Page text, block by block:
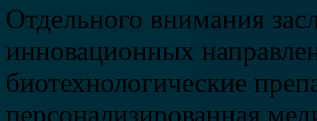
Отдельного внимания
инновационных
биотехнологические
персонализированная